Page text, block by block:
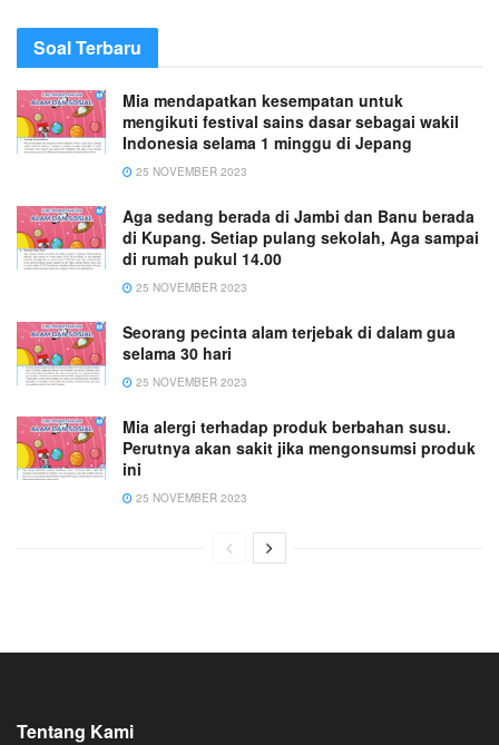
Soal Terbaru
Mia mendapatkan kesempatan untuk
mengikuti festival sains dasar sebagai wakil
Indonesia selama 1 minggu di Jepang
25 NOVEMBER 2023
Aga sedang berada di Jambi dan Banu berada
di Kupang. Setiap pulang sekolah, Aga sampai
di rumah pukul 14.00
25 NOVEMBER 2023
Seorang pecinta alam terjebak di dalam gua
selama 30 hari
25 NOVEMBER 2023
Mia alergi terhadap produk berbahan susu.
Perutnya akan sakit jika mengonsumsi produk
ini
25 NOVEMBER 2023
Tentang Kami